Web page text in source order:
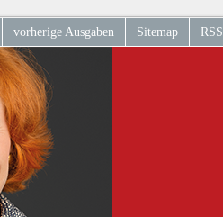
vorherige Ausgaben Sitemap RSS